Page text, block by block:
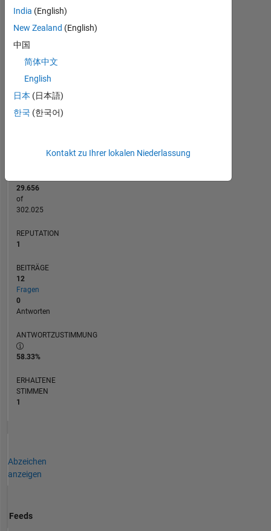
BEITRÄGE L
-2-1
0
2
3
4
5
29.656
of
302.025
REPUTATION
1
BEITRÄGE
12
Fragen
0
Antworten
ANTWORTZUSTIMMUNG
58.33%
ERHALTENE
STIMMEN
1
Abzeichen
anzeigen
Feeds
India (English)
New Zealand (English)
中国
简体中文
English
日本 (日本語)
한국 (한국어)
Kontakt zu Ihrer lokalen Niederlassung